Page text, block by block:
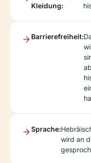
Kleidung:
Barrierefreiheit:
Sprache:
wird an